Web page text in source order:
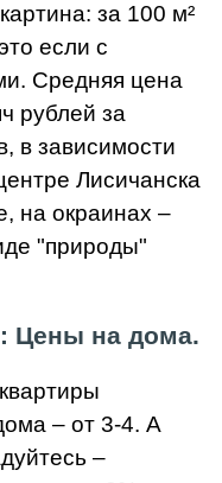
за 100 м²
если с
Средняя цена
рублей за
в зависимости
Лисичанска
на окраинах –
"природы"
Цены на дома.
– от 3-4. А
–